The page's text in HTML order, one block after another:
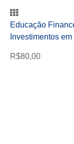
Educação
Investimentos em
R$80,00